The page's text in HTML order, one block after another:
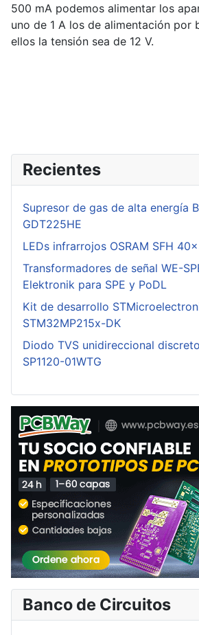
500 mA podemos alimentar los
uno de 1 A los de alimentación por
ellos la tensión sea de 12 V.
Recientes
Supresor de gas de alta energía
GDT225HE
LEDs infrarrojos OSRAM SFH
Transformadores de señal WE-
Elektronik para SPE y PoDL
Kit de desarrollo
STM32MP215x-DK
Diodo TVS unidireccional
SP1120-01WTG
Banco de Circuitos